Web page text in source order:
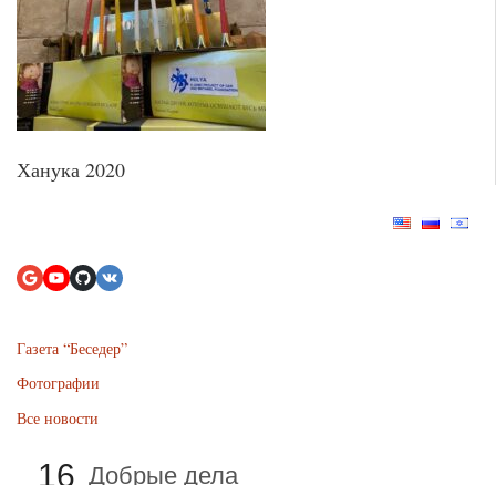
Ханука 2020
Газета “Беседер”
Фотографии
Все новости
16 Добрые дела